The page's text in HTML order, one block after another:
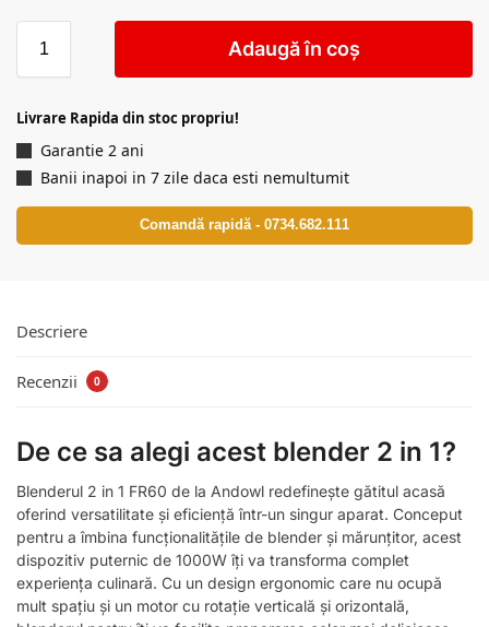
Adaugă în coș
Livrare Rapida din stoc propriu!
Garantie 2 ani
Banii inapoi in 7 zile daca esti nemultumit
Comandă rapidă - 0734.682.111
Descriere
Recenzii 0
De ce sa alegi acest blender 2 in 1?
Blenderul 2 in 1 FR60 de la Andowl redefinește gătitul acasă
oferind versatilitate și eficiență într-un singur aparat. Conceput
pentru a îmbina funcționalitățile de blender și mărunțitor, acest
dispozitiv puternic de 1000W îți va transforma complet
experiența culinară. Cu un design ergonomic care nu ocupă
mult spațiu și un motor cu rotație verticală și orizontală,